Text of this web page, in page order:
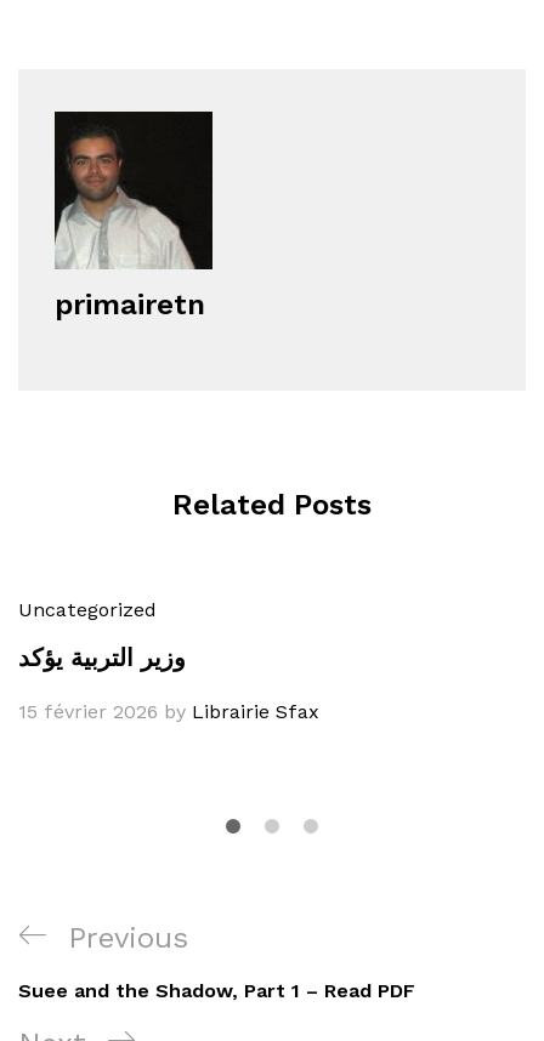
primairetn
Related Posts
Uncategorized
وزير التربية يؤكد
15 février 2026 by Librairie Sfax
Navigation
de
l’article
Previous
Post
Previous
Suee and the Shadow, Part 1 – Read PDF